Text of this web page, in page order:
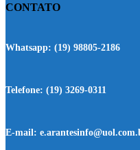
CONTATO
Whatsapp: (19) 98805-2186
Telefone: (19) 3269-0311
E-mail: